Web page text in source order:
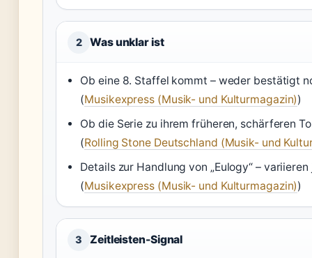
2 Was unklar ist
Ob eine 8. Staffel kommt – weder bestätigt
(Musikexpress (Musik- und Kulturmagazin))
Ob die Serie zu ihrem früheren, schärferen
(Rolling Stone Deutschland (Musik- und
Details zur Handlung von „Eulogy“ –
(Musikexpress (Musik- und Kulturmagazin))
3 Zeitleisten-Signal